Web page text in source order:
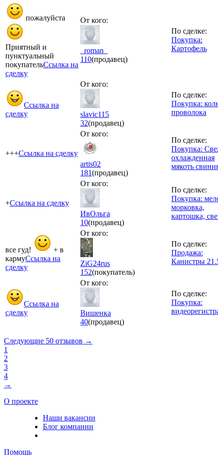
пожалуйста
Приятный и
пунктуальный
покупательСсылка на
сделку
От кого:
_roman_
110(продавец)
По сделке:
Покупка:
Картофель
Ссылка на
сделку
От кого:
slavic115
32(продавец)
По сделке:
Покупка:
проволока
+++Ссылка на сделку
От кого:
artis02
181(продавец)
По сделке:
Покупка:
охлажденная
мякоть
+Ссылка на сделку
От кого:
ИвОльга
10(продавец)
По сделке:
Покупка:
морковка,
картошка,
все гуд!
+ в
кармуСсылка на
сделку
От кого:
ZiG24rus
152(покупатель)
По сделке:
Продажа:
Канистры
Ссылка на
сделку
От кого:
Вишенка
40(продавец)
По сделке:
Покупка:
Следующие 50 отзывов →
1
2
3
4
→
О проекте
Наши вакансии
Блог компании
Помощь